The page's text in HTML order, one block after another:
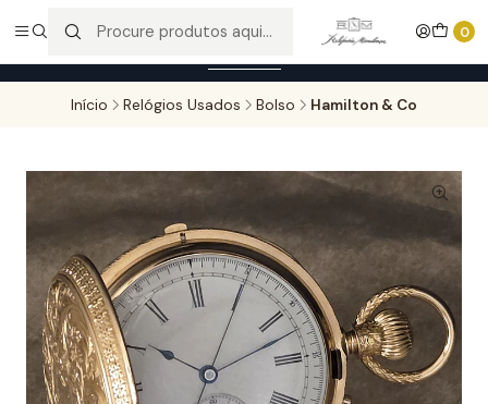
0
Entregas gratuitas para compras superiores a 100,00€ - Todas as
encomendas serão sujeitas a confirmação de stock.
Início Relógios Usados Bolso Hamilton & Co